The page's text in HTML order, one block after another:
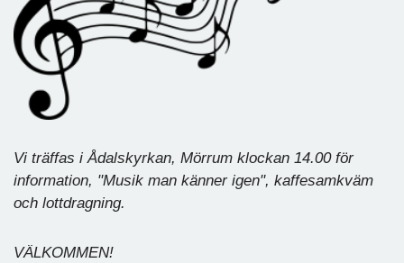
Vi träffas i Ådalskyrkan, Mörrum klockan 14.00 för
information, "Musik man känner igen", kaffesamkväm
och lottdragning.
VÄLKOMMEN!